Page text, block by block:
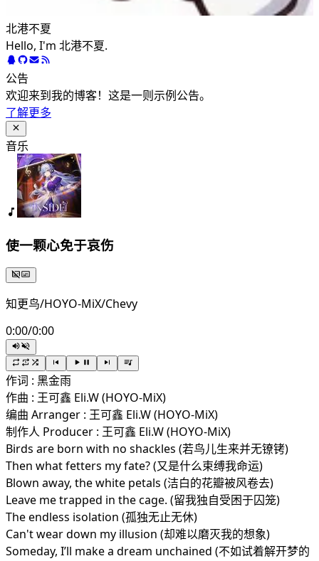
北港不夏
Hello, I'm 北港不夏.
公告
欢迎来到我的博客！这是一则示例公告。
了解更多
音乐
使一颗心免于哀伤
知更鸟/HOYO-MiX/Chevy
0:00/0:00
作词 : 黑金雨
作曲 : 王可鑫 Eli.W (HOYO-MiX)
编曲 Arranger : 王可鑫 Eli.W (HOYO-MiX)
制作人 Producer : 王可鑫 Eli.W (HOYO-MiX)
Birds are born with no shackles (若鸟儿生来并无镣铐)
Then what fetters my fate? (又是什么束缚我命运)
Blown away, the white petals (洁白的花瓣被风卷去)
Leave me trapped in the cage. (留我独自受困于囚笼)
The endless isolation (孤独无止无休)
Can't wear down my illusion (却难以磨灭我的想象)
Someday, I’ll make a dream unchained (不如试着解开梦的